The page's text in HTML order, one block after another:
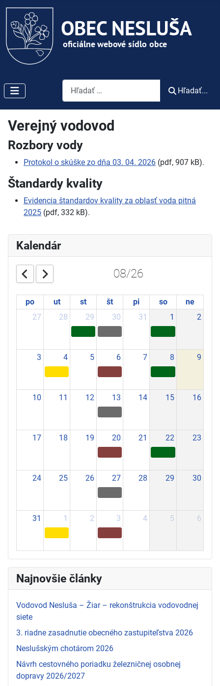
Vyhľadávanie
Hľadať...
Verejný vodovod
Rozbory vody
Protokol o skúške zo dňa 03. 04. 2026 (pdf, 907 kB).
Štandardy kvality
Evidencia štandardov kvality za oblasť voda pitná
2025 (pdf, 332 kB).
Kalendár
08/26
po ut st št pi so
ne
27
28 29 30 31 1 2
3 4 5 6 7 8 9
10 11 12 13 14 15 16
17 18 19 20 21 22 23
24 25 26 27 28 29 30
31 1 2 3 4 5 6
Najnovšie články
Vodovod Nesluša – Žiar – rekonštrukcia vodovodnej
siete
3. riadne zasadnutie obecného zastupiteľstva 2026
Neslušským chotárom 2026
Návrh cestovného poriadku železničnej osobnej
dopravy 2026/2027